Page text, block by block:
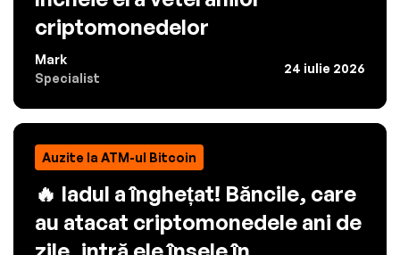
criptomonedelor
Mark
Specialist
24 iulie 2026
Auzite la ATM-ul Bitcoin
🔥 Iadul a înghețat! Băncile, care
au atacat criptomonedele ani de